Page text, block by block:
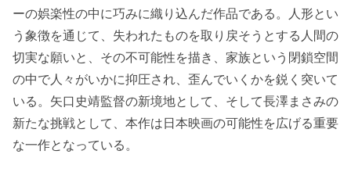
ーの娯楽性の中に巧みに織り込んだ作品である。人形とい
う象徴を通じて、失われたものを取り戻そうとする人間の
切実な願いと、その不可能性を描き、家族という閉鎖空間
の中で人々がいかに抑圧され、歪んでいくかを鋭く突いて
いる。矢口史靖監督の新境地として、そして長澤まさみの
新たな挑戦として、本作は日本映画の可能性を広げる重要
な一作となっている。